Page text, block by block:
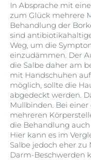
In Absprache mit
zum Glück mehrere
Behandlung der
sind
Weg, um die
einzudämmen. Der
die Salbe daher am
mit Handschuhen
möglich, sollte die
abgedeckt werden.
Mullbinden. Bei
mehreren
die Behandlung
Hier kann es im
Salbe jedoch eher
Darm-Beschwerden